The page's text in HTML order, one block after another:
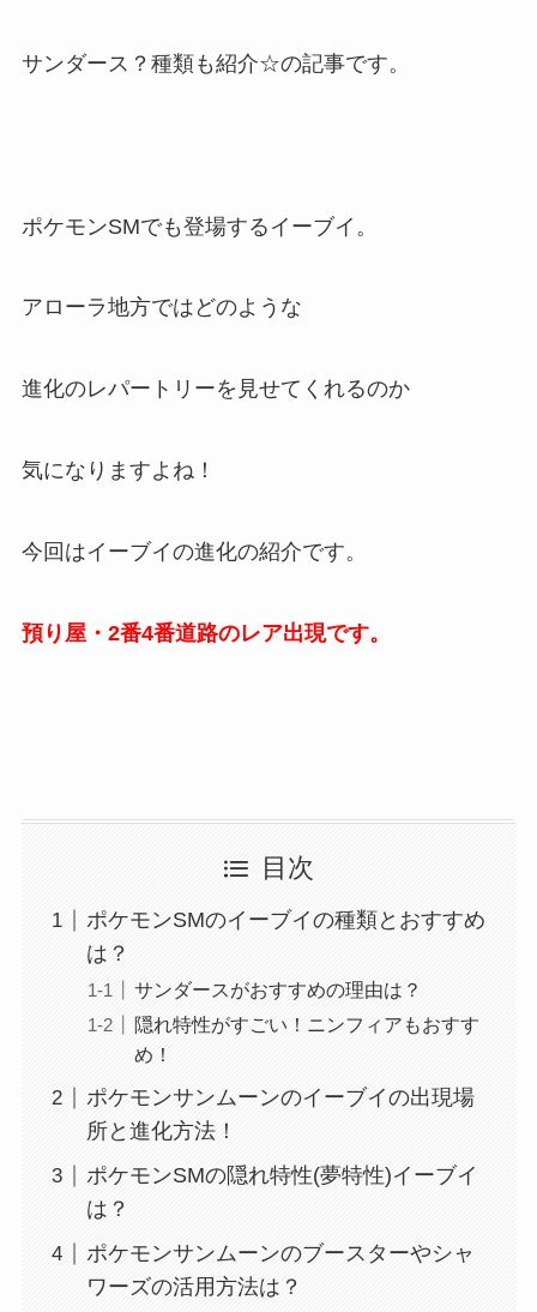
サンダース？種類も紹介☆の記事です。
ポケモンSMでも登場するイーブイ。
アローラ地方ではどのような
進化のレパートリーを見せてくれるのか
気になりますよね！
今回はイーブイの進化の紹介です。
預り屋・2番4番道路のレア出現です。
目次
ポケモンSMのイーブイの種類とおすすめ
は？
サンダースがおすすめの理由は？
隠れ特性がすごい！ニンフィアもおすす
め！
ポケモンサンムーンのイーブイの出現場
所と進化方法！
ポケモンSMの隠れ特性(夢特性)イーブイ
は？
ポケモンサンムーンのブースターやシャ
ワーズの活用方法は？